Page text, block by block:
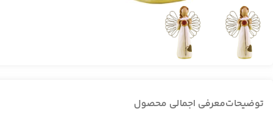
توضیحاتمعرفی اجمالی محصول